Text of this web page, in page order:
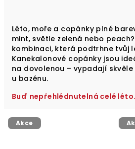
Léto, moře a copánky plné
mint, světle zelená nebo
kombinaci, která podtrhne tvůj
Kanekalonové copánky jsou
na dovolenou – vypadají skvěle
u bazénu.
Buď nepřehlédnutelná celé léto.
Akce